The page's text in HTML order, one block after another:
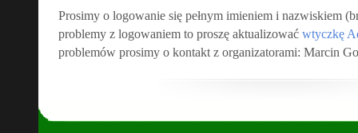
Prosimy o logowanie się pełnym imieniem i nazwiskiem
problemy z logowaniem to proszę aktualizować wtyczkę
problemów prosimy o kontakt z organizatorami: Marcin